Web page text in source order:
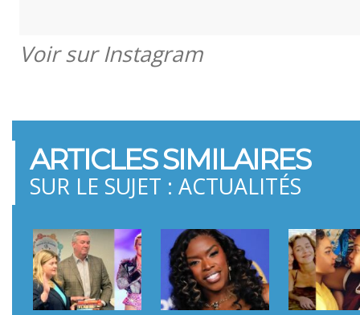
Voir sur Instagram
ARTICLES SIMILAIRES
SUR LE SUJET : ACTUALITÉS